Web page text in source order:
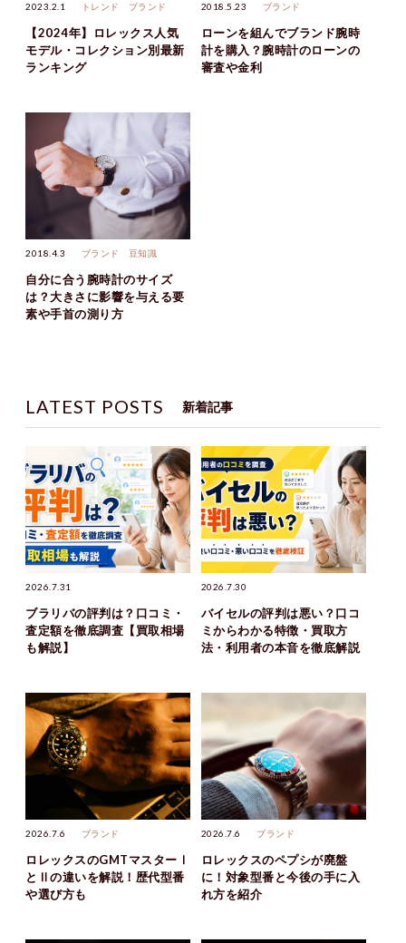
2023.2.1 トレンド ブランド
【2024年】ロレックス人気
モデル・コレクション別最新
ランキング
2018.5.23 ブランド
ローンを組んでブランド腕時
計を購入？腕時計のローンの
審査や金利
2018.4.3 ブランド 豆知識
自分に合う腕時計のサイズ
は？大きさに影響を与える要
素や手首の測り方
LATEST POSTS 新着記事
2026.7.31
ブラリバの評判は？口コミ・
査定額を徹底調査【買取相場
も解説】
2026.7.30
バイセルの評判は悪い？口コ
ミからわかる特徴・買取方
法・利用者の本音を徹底解説
2026.7.6 ブランド
ロレックスのGMTマスターⅠ
とⅡの違いを解説！歴代型番
や選び方も
2026.7.6 ブランド
ロレックスのペプシが廃盤
に！対象型番と今後の手に入
れ方を紹介